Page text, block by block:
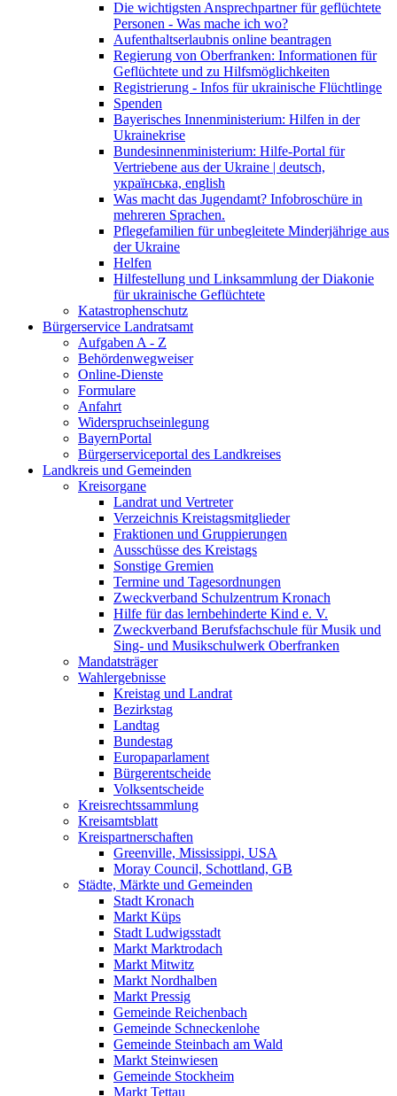
Die wichtigsten Ansprechpartner für geflüchtete
Personen - Was mache ich wo?
Aufenthaltserlaubnis online beantragen
Regierung von Oberfranken: Informationen für
Geflüchtete und zu Hilfsmöglichkeiten
Registrierung - Infos für ukrainische Flüchtlinge
Spenden
Bayerisches Innenministerium: Hilfen in der
Ukrainekrise
Bundesinnenministerium: Hilfe-Portal für
Vertriebene aus der Ukraine | deutsch,
українська, english
Was macht das Jugendamt? Infobroschüre in
mehreren Sprachen.
Pflegefamilien für unbegleitete Minderjährige aus
der Ukraine
Helfen
Hilfestellung und Linksammlung der Diakonie
für ukrainische Geflüchtete
Katastrophenschutz
Bürgerservice Landratsamt
Aufgaben A - Z
Behördenwegweiser
Online-Dienste
Formulare
Anfahrt
Widerspruchseinlegung
BayernPortal
Bürgerserviceportal des Landkreises
Landkreis und Gemeinden
Kreisorgane
Landrat und Vertreter
Verzeichnis Kreistagsmitglieder
Fraktionen und Gruppierungen
Ausschüsse des Kreistags
Sonstige Gremien
Termine und Tagesordnungen
Zweckverband Schulzentrum Kronach
Hilfe für das lernbehinderte Kind e. V.
Zweckverband Berufsfachschule für Musik und
Sing- und Musikschulwerk Oberfranken
Mandatsträger
Wahlergebnisse
Kreistag und Landrat
Bezirkstag
Landtag
Bundestag
Europaparlament
Bürgerentscheide
Volksentscheide
Kreisrechtssammlung
Kreisamtsblatt
Kreispartnerschaften
Greenville, Mississippi, USA
Moray Council, Schottland, GB
Städte, Märkte und Gemeinden
Stadt Kronach
Markt Küps
Stadt Ludwigsstadt
Markt Marktrodach
Markt Mitwitz
Markt Nordhalben
Markt Pressig
Gemeinde Reichenbach
Gemeinde Schneckenlohe
Gemeinde Steinbach am Wald
Markt Steinwiesen
Gemeinde Stockheim
Markt Tettau